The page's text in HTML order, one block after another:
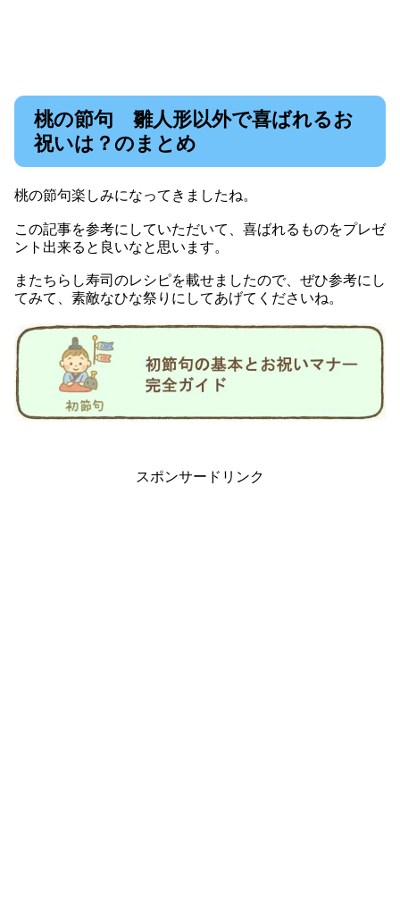
桃の節句 雛人形以外で喜ばれるお
祝いは？のまとめ
桃の節句楽しみになってきましたね。
この記事を参考にしていただいて、喜ばれるものをプレゼ
ント出来ると良いなと思います。
またちらし寿司のレシピを載せましたので、ぜひ参考にし
てみて、素敵なひな祭りにしてあげてくださいね。
スポンサードリンク